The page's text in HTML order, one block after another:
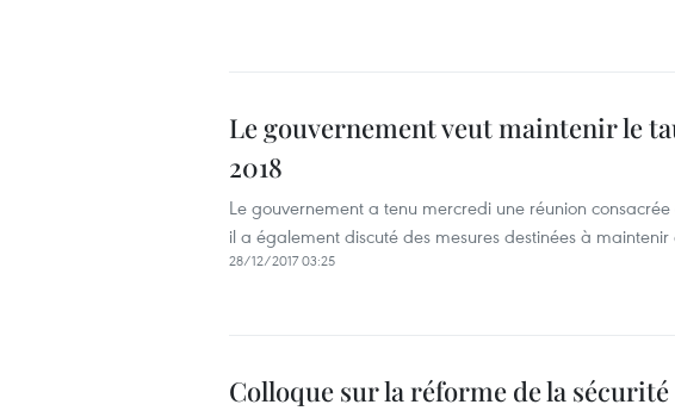
Le gouvernement veut maintenir le
2018
Le gouvernement a tenu mercredi une réunion
il a également discuté des mesures destinées à
28/12/2017 03:25
Colloque sur la réforme de la